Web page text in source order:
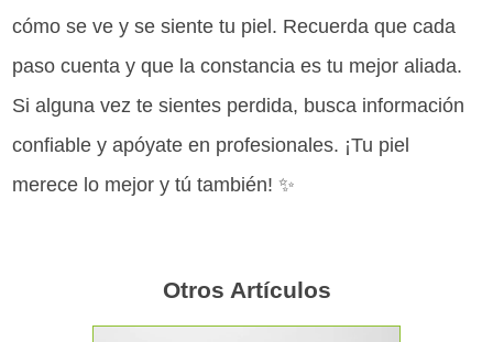
cómo se ve y se siente tu piel. Recuerda que cada
paso cuenta y que la constancia es tu mejor aliada.
Si alguna vez te sientes perdida, busca información
confiable y apóyate en profesionales. ¡Tu piel
merece lo mejor y tú también! ✨
Otros Artículos